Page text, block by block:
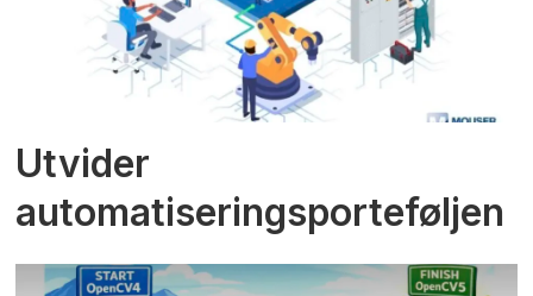
Utvider
automatiseringsporteføljen